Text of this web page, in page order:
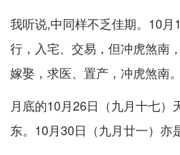
我听说,中同样不乏佳期。10
行，入宅、交易，但冲虎煞南
嫁娶，求医、置产，冲虎煞南。
月底的10月26日（九月十七
东。10月30日（九月廿一）亦